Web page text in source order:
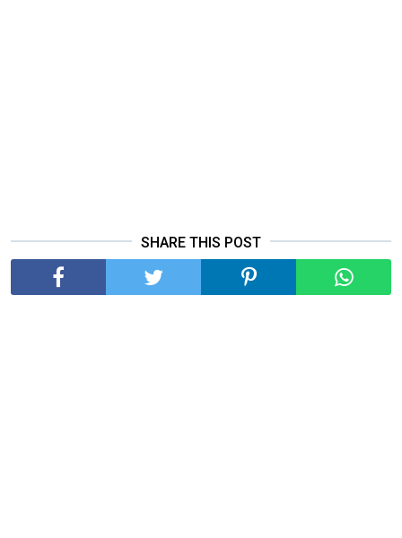
SHARE THIS POST